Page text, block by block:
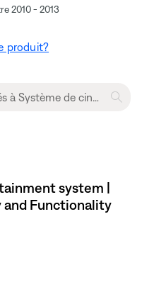
2010 - 2013
produit?
system |
Functionality